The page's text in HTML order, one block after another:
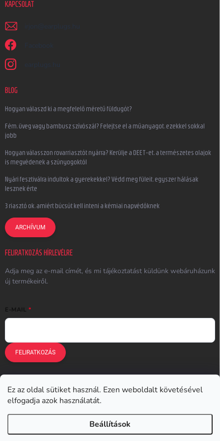
Ez az oldal sütiket használ. Ezen weboldalt követésével
elfogadja azok használatát.
Beállítások
KAPCSOLAT
irjon @ earplugs.hu
Facebook
earplugs.hu
BLOG
Hogyan válaszd ki a megfelelő méretű füldugót?
Fém, üveg vagy bambusz szívószál? Felejtse el a műanyagot, ezekkel sokkal
jobb
Hogyan válasszon rovarriasztót nyárra? Kerülje a DEET-et, a természetes olajok
is megvédenek a szúnyogoktól
Nyári fesztiválra indultok a gyerekekkel? Védd meg füleit, egyszer hálásak
lesznek érte
3 riasztó ok, amiért búcsút kell inteni a kémiai napvédőknek
ARCHÍVUM
FELIRATKOZÁS HÍRLEVÉLRE
Adja meg az e-mail címét, és mi tájékoztatást küldünk webáruházunk
új termékeiről.
E-MAIL
FELIRATKOZÁS
Earplugs.cz Earplugs.sk
Earplugs.at Earplugs.ro Lunesto.cz